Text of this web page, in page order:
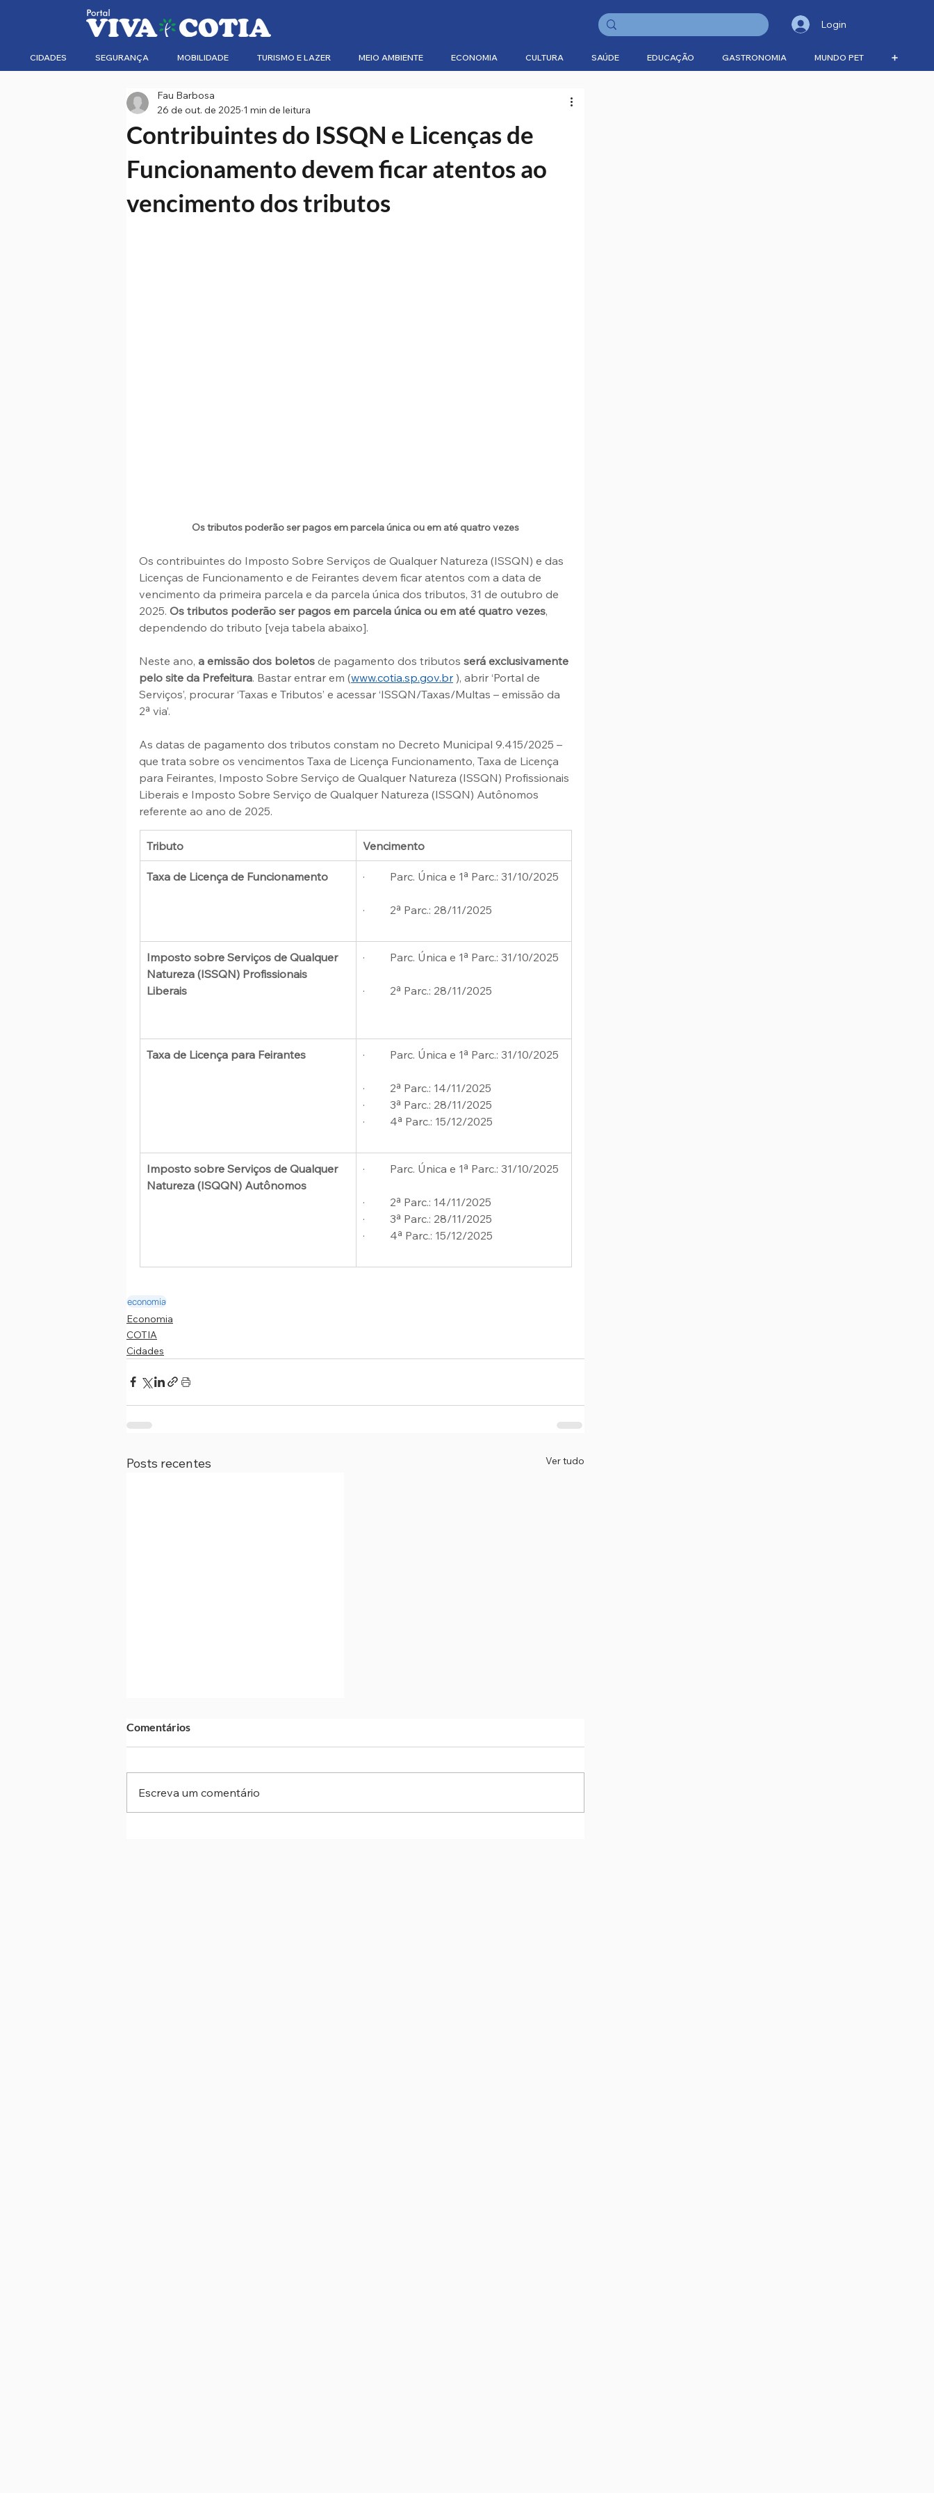
Login
CIDADES SEGURANÇA MOBILIDADE TURISMO E LAZER MEIO AMBIENTE ECONOMIA CULTURA SAÚDE EDUCAÇÃO GASTRONOMIA MUNDO PET ➕
Contribuintes do ISSQN e Licenças de
Funcionamento devem ficar atentos ao
vencimento dos tributos
Fau Barbosa
26 de out. de 2025 1 min de leitura
Os tributos poderão ser pagos em parcela única ou em até quatro vezes
Os contribuintes do Imposto Sobre Serviços de Qualquer Natureza (ISSQN) e das
Licenças de Funcionamento e de Feirantes devem ficar atentos com a data de
vencimento da primeira parcela e da parcela única dos tributos, 31 de outubro de
2025. Os tributos poderão ser pagos em parcela única ou em até quatro vezes,
dependendo do tributo [veja tabela abaixo].
Neste ano, a emissão dos boletos de pagamento dos tributos será exclusivamente
pelo site da Prefeitura. Bastar entrar em (www.cotia.sp.gov.br ), abrir ‘Portal de
Serviços’, procurar ‘Taxas e Tributos’ e acessar ‘ISSQN/Taxas/Multas – emissão da
2ª via’.
As datas de pagamento dos tributos constam no Decreto Municipal 9.415/2025 –
que trata sobre os vencimentos Taxa de Licença Funcionamento, Taxa de Licença
para Feirantes, Imposto Sobre Serviço de Qualquer Natureza (ISSQN) Profissionais
Liberais e Imposto Sobre Serviço de Qualquer Natureza (ISSQN) Autônomos
referente ao ano de 2025.
Tributo Vencimento
Taxa de Licença de Funcionamento ·         Parc. Única e 1ª Parc.: 31/10/2025
·         2ª Parc.: 28/11/2025
Imposto sobre Serviços de Qualquer
Natureza (ISSQN) Profissionais
Liberais
·         Parc. Única e 1ª Parc.: 31/10/2025
·         2ª Parc.: 28/11/2025
Taxa de Licença para Feirantes ·         Parc. Única e 1ª Parc.: 31/10/2025
·         2ª Parc.: 14/11/2025
·         3ª Parc.: 28/11/2025
·         4ª Parc.: 15/12/2025
Imposto sobre Serviços de Qualquer
Natureza (ISQQN) Autônomos
·         Parc. Única e 1ª Parc.: 31/10/2025
·         2ª Parc.: 14/11/2025
·         3ª Parc.: 28/11/2025
·         4ª Parc.: 15/12/2025
economia
Economia
COTIA
Cidades
Posts recentes Ver tudo
Comentários
Escreva um comentário